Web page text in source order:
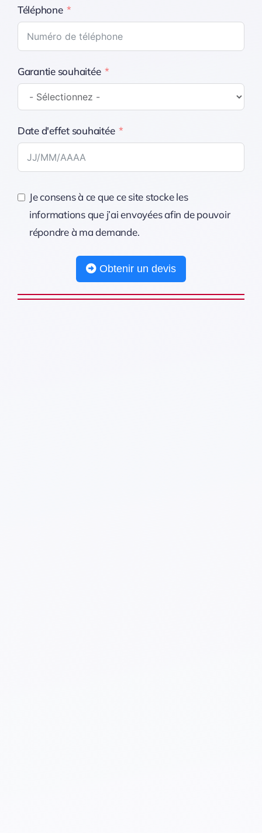
Téléphone
Garantie souhaitée
Date d'effet souhaitée
Je consens à ce que ce site stocke les
informations que j’ai envoyées afin de pouvoir
répondre à ma demande.
Obtenir un devis